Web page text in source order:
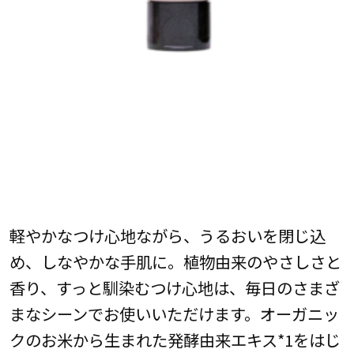
軽やかなつけ心地ながら、うるおいを閉じ込
め、しなやかな手肌に。植物由来のやさしさと
香り、すっと馴染むつけ心地は、毎日のさまざ
まなシーンでお使いいただけます。オーガニッ
クのお米から生まれた発酵由来エキス*1をはじ